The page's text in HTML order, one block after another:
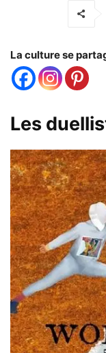
La culture se
Les